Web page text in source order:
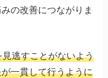
の改善につながりま
逃すことがないよう
一貫して行うように